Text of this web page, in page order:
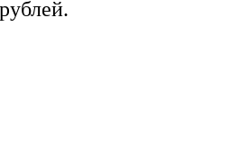
рублей.